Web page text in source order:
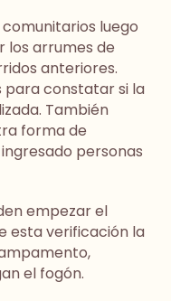
luego
los arrumes de
anteriores.
para constatar si la
También
forma de
personas
empezar el
esta verificación la
el fogón.